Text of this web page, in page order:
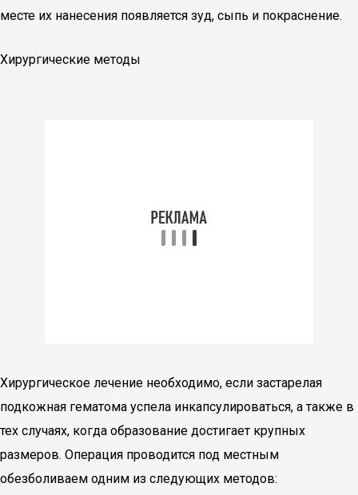
месте их нанесения появляется зуд, сыпь и покраснение.
Хирургические методы
Хирургическое лечение необходимо, если застарелая
подкожная гематома успела инкапсулироваться, а также в
тех случаях, когда образование достигает крупных
размеров. Операция проводится под местным
обезболиваем одним из следующих методов: